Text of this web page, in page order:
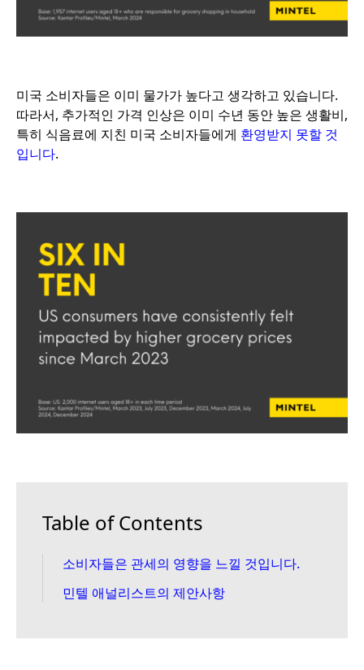
미국 소비자들은 이미 물가가 높다고 생각하고 있습니다.
따라서, 추가적인 가격 인상은 이미 수년 동안 높은 생활비,
특히 식음료에 지친 미국 소비자들에게 환영받지 못할 것
입니다.
Table of Contents
소비자들은 관세의 영향을 느낄 것입니다.
민텔 애널리스트의 제안사항